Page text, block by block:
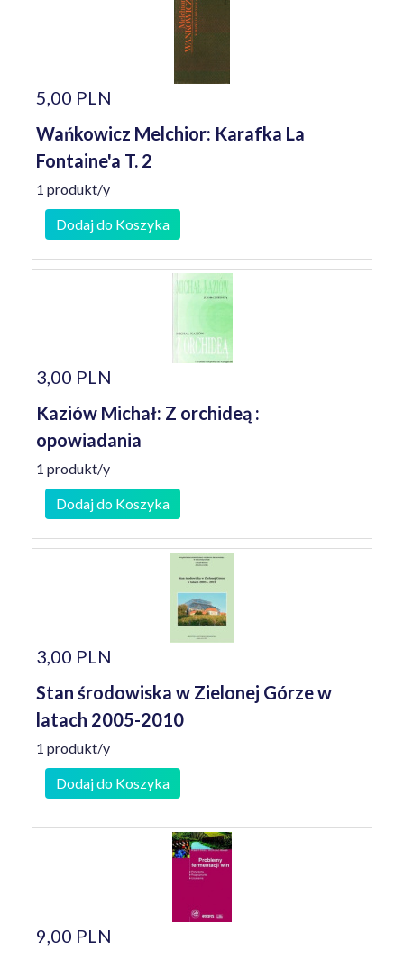
5,00 PLN
Wańkowicz Melchior: Karafka La
Fontaine'a T. 2
1 produkt/y
Dodaj do Koszyka
3,00 PLN
Kaziów Michał: Z orchideą :
opowiadania
1 produkt/y
Dodaj do Koszyka
3,00 PLN
Stan środowiska w Zielonej Górze w
latach 2005-2010
1 produkt/y
Dodaj do Koszyka
9,00 PLN